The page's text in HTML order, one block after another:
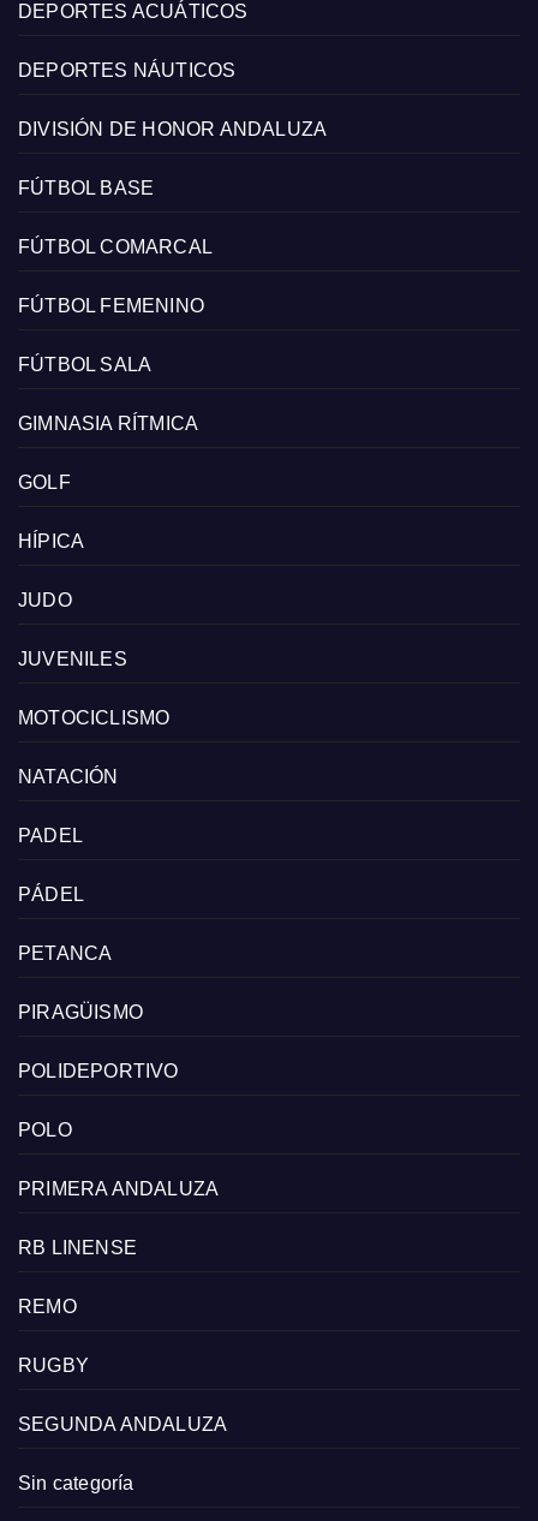
DEPORTES ACUÁTICOS
DEPORTES NÁUTICOS
DIVISIÓN DE HONOR ANDALUZA
FÚTBOL BASE
FÚTBOL COMARCAL
FÚTBOL FEMENINO
FÚTBOL SALA
GIMNASIA RÍTMICA
GOLF
HÍPICA
JUDO
JUVENILES
MOTOCICLISMO
NATACIÓN
PADEL
PÁDEL
PETANCA
PIRAGÜISMO
POLIDEPORTIVO
POLO
PRIMERA ANDALUZA
RB LINENSE
REMO
RUGBY
SEGUNDA ANDALUZA
Sin categoría